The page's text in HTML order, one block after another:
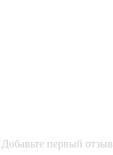
Добавьте первый отзыв